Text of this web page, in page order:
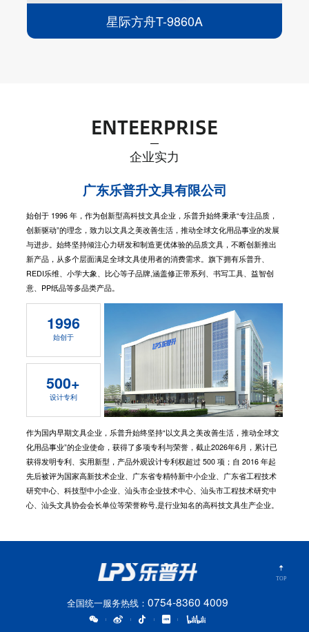
星际方舟T-9860A
ENTEERPRISE
企业实力
广东乐普升文具有限公司
始创于 1996 年，作为创新型高科技文具企业，乐普升始终秉承“专注品质，
创新驱动”的理念，致力以文具之美改善生活，推动全球文化用品事业的发展
与进步。始终坚持倾注心力研发和制造更优体验的品质文具，不断创新推出
新产品，从多个层面满足全球文具使用者的消费需求。旗下拥有乐普升、
REDI乐维、小学大象、比心等子品牌,涵盖修正带系列、书写工具、益智创
意、PP纸品等多品类产品。
1996
始创于
500+
设计专利
作为国内早期文具企业，乐普升始终坚持“以文具之美改善生活，推动全球文
化用品事业”的企业使命，获得了多项专利与荣誉，截止2026年6月，累计已
获得发明专利、实用新型，产品外观设计专利权超过 500 项；自 2016 年起
先后被评为国家高新技术企业、广东省专精特新中小企业、广东省工程技术
研究中心、科技型中小企业、汕头市企业技术中心、汕头市工程技术研究中
心、汕头文具协会会长单位等荣誉称号,是行业知名的高科技文具生产企业。
全国统一服务热线： 0754-8360 4009
| | | |
TOP